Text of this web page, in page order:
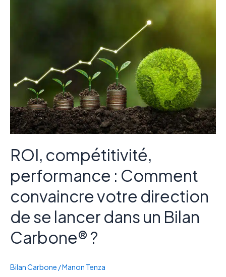
ROI, compétitivité,
performance : Comment
convaincre votre direction
de se lancer dans un Bilan
Carbone® ?
Bilan Carbone /Manon Tenza
de
lancer
dans
un
Bilan
?